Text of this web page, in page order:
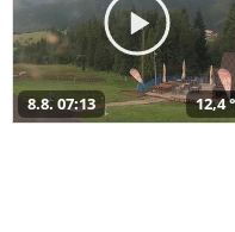
8.8. 07:13 12,4